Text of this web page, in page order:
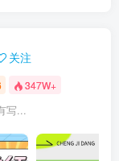
关注
347W+
写...